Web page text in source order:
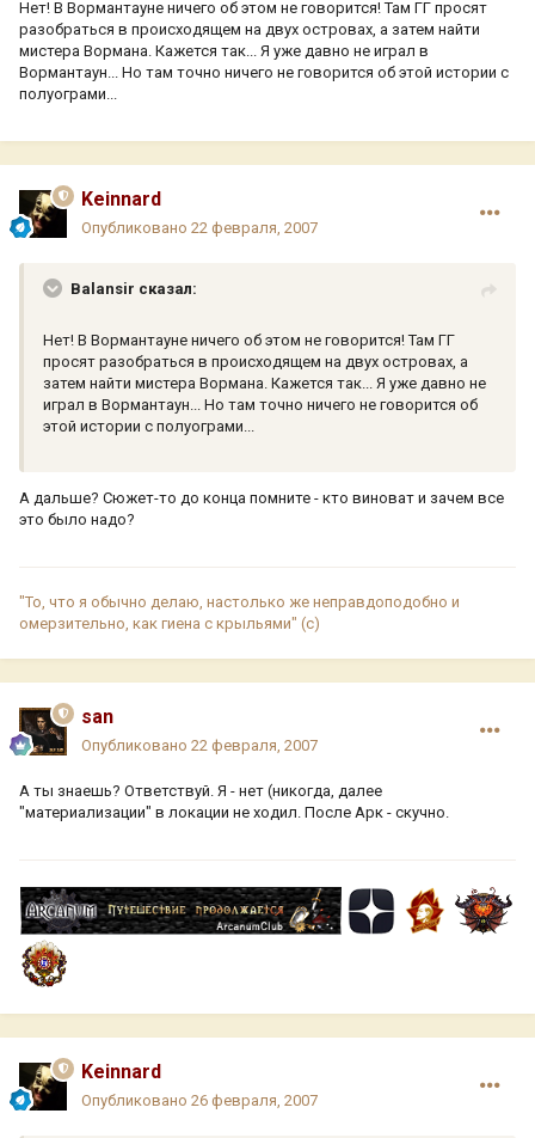
Нет! В Вормантауне ничего об этом не говорится! Там ГГ просят
разобраться в происходящем на двух островах, а затем найти
мистера Вормана. Кажется так... Я уже давно не играл в
Вормантаун... Но там точно ничего не говорится об этой истории с
полуограми...
Keinnard
Опубликовано 22 февраля, 2007
Balansir сказал:
Нет! В Вормантауне ничего об этом не говорится! Там ГГ
просят разобраться в происходящем на двух островах, а
затем найти мистера Вормана. Кажется так... Я уже давно не
играл в Вормантаун... Но там точно ничего не говорится об
этой истории с полуограми...
А дальше? Сюжет-то до конца помните - кто виноват и зачем все
это было надо?
"То, что я обычно делаю, настолько же неправдоподобно и
омерзительно, как гиена с крыльями" (с)
san
Опубликовано 22 февраля, 2007
А ты знаешь? Ответствуй. Я - нет (никогда, далее
"материализации" в локации не ходил. После Арк - скучно.
Keinnard
Опубликовано 26 февраля, 2007